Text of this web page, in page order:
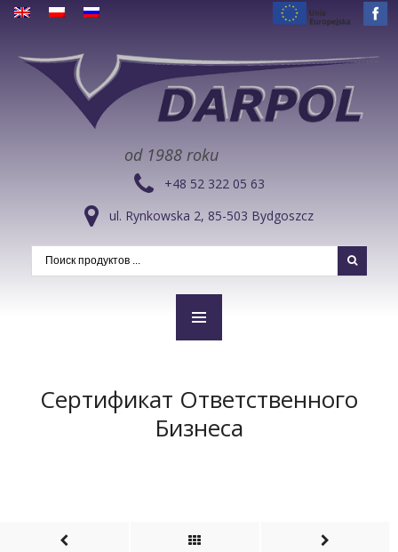
od 1988 roku
+48 52 322 05 63
ul. Rynkowska 2, 85-503 Bydgoszcz
Сертификат Ответственного
Бизнеса